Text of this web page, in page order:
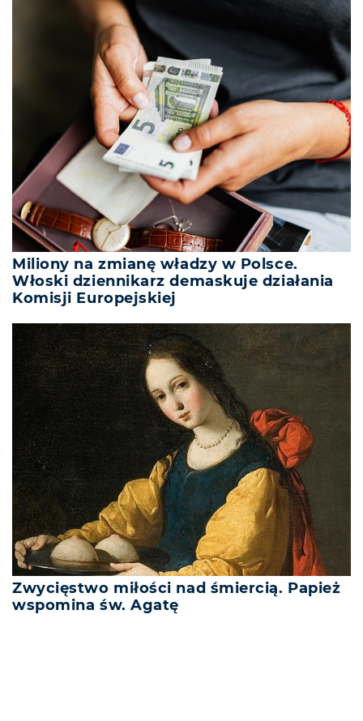
Miliony na zmianę władzy w Polsce.
Włoski dziennikarz demaskuje działania
Komisji Europejskiej
Zwycięstwo miłości nad śmiercią. Papież
wspomina św. Agatę